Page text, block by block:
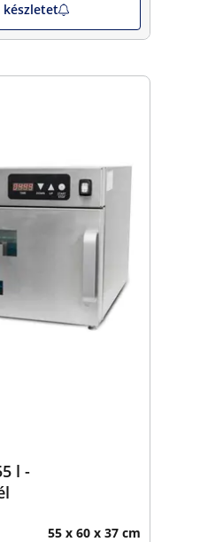
készletet
l -
55 x 60 x 37 cm